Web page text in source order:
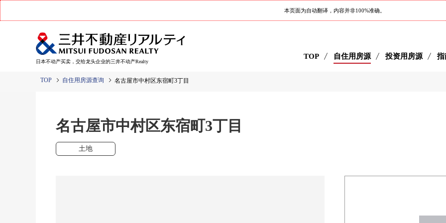
本页面为自动翻译，内容并非100%准确。
日本不动产买卖，交给龙头企业的三井不动产Realty
TOP 自住用房源 投资用房源 指
TOP 自住用房源查询 名古屋市中村区东宿町3丁目
名古屋市中村区东宿町3丁目
土地